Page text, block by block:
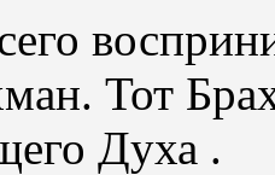
Тот
Духа .